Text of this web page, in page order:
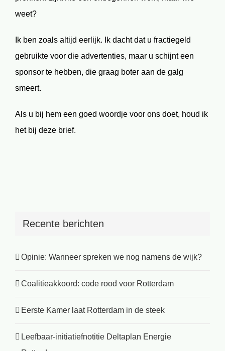
weet?
Ik ben zoals altijd eerlijk. Ik dacht dat u fractiegeld
gebruikte voor die advertenties, maar u schijnt een
sponsor te hebben, die graag boter aan de galg
smeert.
Als u bij hem een goed woordje voor ons doet, houd ik
het bij deze brief.
Recente berichten
Opinie: Wanneer spreken we nog namens de wijk?
Coalitieakkoord: code rood voor Rotterdam
Eerste Kamer laat Rotterdam in de steek
Leefbaar-initiatiefnotitie Deltaplan Energie